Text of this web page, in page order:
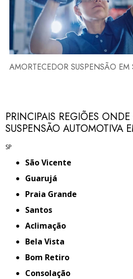
AMORTECEDOR SUSPENSÃO EM
PRINCIPAIS REGIÕES
SUSPENSÃO AUTOMOTIVA
SP
São Vicente
Guarujá
Praia Grande
Santos
Aclimação
Bela Vista
Bom Retiro
Consolação